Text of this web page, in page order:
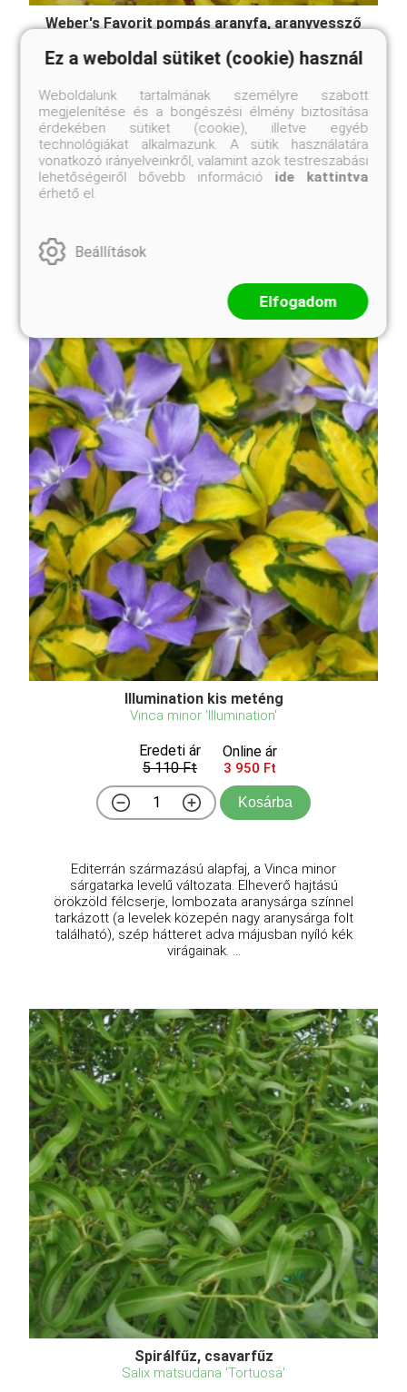
Weber's Favorit pompás aranyfa, aranyvessző
3 250 Ft
2 950 Ft
Kosárba
A Forsythia x intermedia 'Weber's Favorit', magyar
bokrokká cseperedhetnek, addig ez a fajta
megmarad alacsony, kompakt termetűnek. Március-
Illumination kis meténg
Vinca minor 'Illumination'
Eredeti ár
5 110 Ft
Online ár
3 950 Ft
Kosárba
Editerrán származású alapfaj, a Vinca minor
sárgatarka levelű változata. Elheverő hajtású
örökzöld félcserje, lombozata aranysárga színnel
tarkázott (a levelek közepén nagy aranysárga folt
található), szép hátteret adva májusban nyíló kék
virágainak. ...
Spirálfűz, csavarfűz
Salix matsudana 'Tortuosa'
Ez a weboldal sütiket (cookie) használ
Weboldalunk tartalmának személyre szabott
megjelenítése és a böngészési élmény biztosítása
érdekében sütiket (cookie), illetve egyéb
technológiákat alkalmazunk. A sütik használatára
vonatkozó irányelveinkről, valamint azok testreszabási
lehetőségeiről bővebb információ ide kattintva
érhető el.
Beállítások
Elfogadom